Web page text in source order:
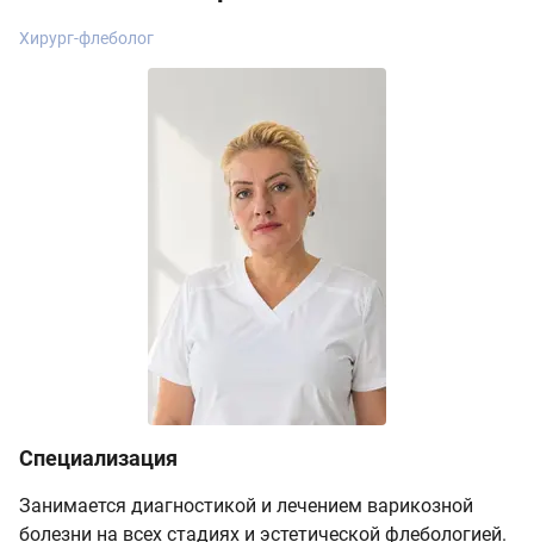
Хирург-флеболог
Специализация
Занимается диагностикой и лечением варикозной
болезни на всех стадиях и эстетической флебологией.